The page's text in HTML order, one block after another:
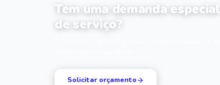
Tem uma demanda especial
de serviço?
Solicitar orçamento